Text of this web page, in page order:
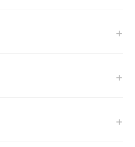
+
+
+